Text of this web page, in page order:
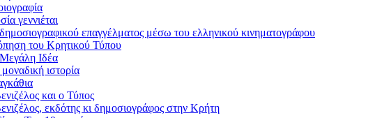
γεννιέται
επαγγέλματος μέσω του ελληνικού κινηματογράφου
του Κρητικού Τύπου
Ιδέα
ιστορία
και ο Τύπος
εκδότης κι δημοσιογράφος στην Κρήτη